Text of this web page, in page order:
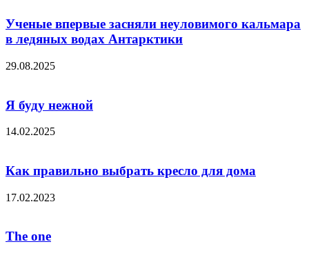
Ученые впервые засняли неуловимого кальмара
в ледяных водах Антарктики
29.08.2025
Я буду нежной
14.02.2025
Как правильно выбрать кресло для дома
17.02.2023
The one